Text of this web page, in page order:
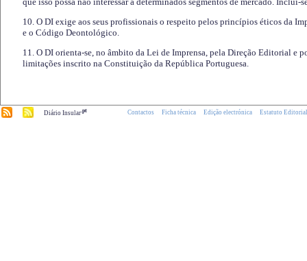
10. O DI exige aos seus profissionais o respeito pelos princípios éticos da
e o Código Deontológico.
11. O DI orienta-se, no âmbito da Lei de Imprensa, pela Direção Editorial e
limitações inscrito na Constituição da República Portuguesa.
Diário Insular.pt Contactos Ficha técnica Edição electrónica Estatuto Editorial